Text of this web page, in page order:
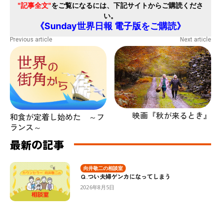
"記事全文"をご覧になるには、下記サイトからご購読くださ
い。
《Sunday世界日報 電子版をご購読》
Previous article
和食が定着し始めた ～フ
ランス～
Next article
映画『秋が来るとき』
最新の記事
向井敬二の相談室
Ｑ.つい夫婦ゲンカになってしまう
2026年8月5日